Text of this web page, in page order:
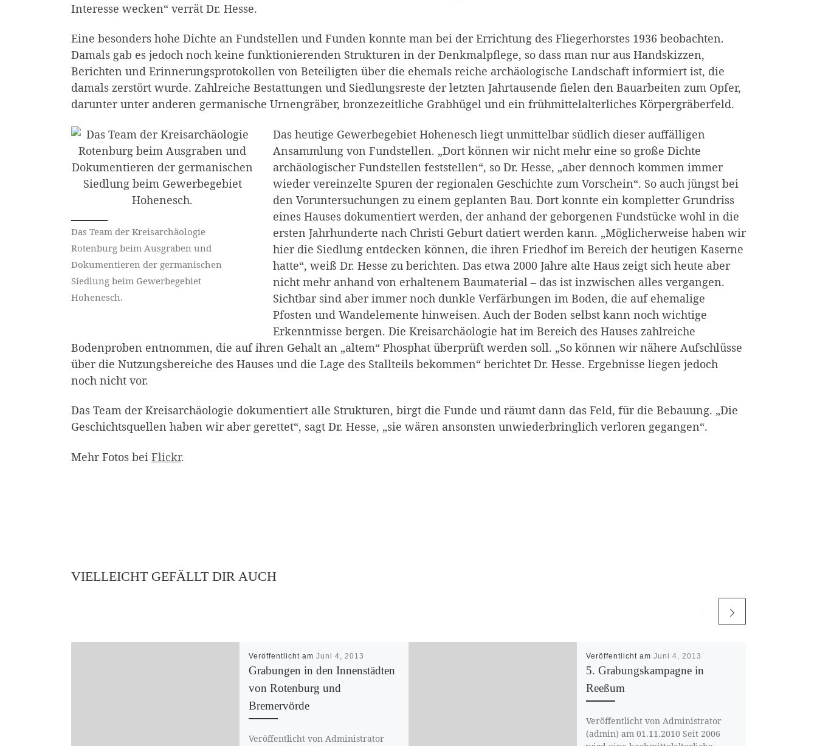
Interesse wecken“ verrät Dr. Hesse.
Eine besonders hohe Dichte an Fundstellen und Funden konnte man bei der Errichtung des Fliegerhorstes 1936 beobachten.
Damals gab es jedoch noch keine funktionierenden Strukturen in der Denkmalpflege, so dass man nur aus Handskizzen,
Berichten und Erinnerungsprotokollen von Beteiligten über die ehemals reiche archäologische Landschaft informiert ist, die
damals zerstört wurde. Zahlreiche Bestattungen und Siedlungsreste der letzten Jahrtausende fielen den Bauarbeiten zum Opfer,
darunter unter anderen germanische Urnengräber, bronzezeitliche Grabhügel und ein frühmittelalterliches Körpergräberfeld.
Das Team der Kreisarchäologie
Rotenburg beim Ausgraben und
Dokumentieren der germanischen
Siedlung beim Gewerbegebiet
Hohenesch.
Das heutige Gewerbegebiet Hohenesch liegt unmittelbar südlich dieser auffälligen
Ansammlung von Fundstellen. „Dort können wir nicht mehr eine so große Dichte
archäologischer Fundstellen feststellen“, so Dr. Hesse, „aber dennoch kommen immer
wieder vereinzelte Spuren der regionalen Geschichte zum Vorschein“. So auch jüngst bei
den Voruntersuchungen zu einem geplanten Bau. Dort konnte ein kompletter Grundriss
eines Hauses dokumentiert werden, der anhand der geborgenen Fundstücke wohl in die
ersten Jahrhunderte nach Christi Geburt datiert werden kann. „Möglicherweise haben wir
hier die Siedlung entdecken können, die ihren Friedhof im Bereich der heutigen Kaserne
hatte“, weiß Dr. Hesse zu berichten. Das etwa 2000 Jahre alte Haus zeigt sich heute aber
nicht mehr anhand von erhaltenem Baumaterial – das ist inzwischen alles vergangen.
Sichtbar sind aber immer noch dunkle Verfärbungen im Boden, die auf ehemalige
Pfosten und Wandelemente hinweisen. Auch der Boden selbst kann noch wichtige
Erkenntnisse bergen. Die Kreisarchäologie hat im Bereich des Hauses zahlreiche
Bodenproben entnommen, die auf ihren Gehalt an „altem“ Phosphat überprüft werden soll. „So können wir nähere Aufschlüsse
über die Nutzungsbereiche des Hauses und die Lage des Stallteils bekommen“ berichtet Dr. Hesse. Ergebnisse liegen jedoch
noch nicht vor.
Das Team der Kreisarchäologie dokumentiert alle Strukturen, birgt die Funde und räumt dann das Feld, für die Bebauung. „Die
Geschichtsquellen haben wir aber gerettet“, sagt Dr. Hesse, „sie wären ansonsten unwiederbringlich verloren gegangen“.
Mehr Fotos bei Flickr.
VIELLEICHT GEFÄLLT DIR AUCH
Veröffentlicht am Juni 4, 2013
Grabungen in den Innenstädten
von Rotenburg und
Bremervörde
Veröffentlicht von Administrator
Veröffentlicht am Juni 4, 2013
5. Grabungskampagne in
Reeßum
Veröffentlicht von Administrator
(admin) am 01.11.2010 Seit 2006